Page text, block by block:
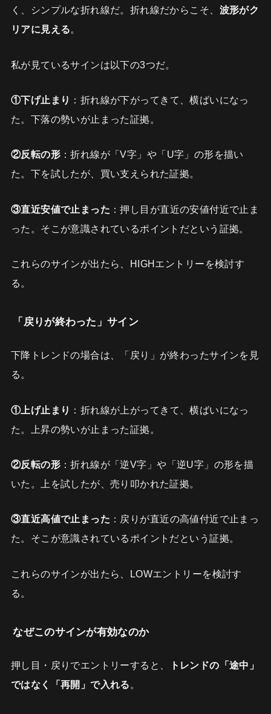
く、シンプルな折れ線だ。折れ線だからこそ、 波形がク
リアに見える。
私が見ているサインは以下の3つだ。
①下げ止まり ：折れ線が下がってきて、横ばいになっ
た。下落の勢いが止まった証拠。
②反転の形：折れ線が「V字」や「U字」の形を描い
た。下を試したが、買い支えられた証拠。
③直近安値で止まった ：押し目が直近の安値付近で止ま
った。そこが意識されているポイントだという証拠。
これらのサインが出たら、HIGHエントリーを検討す
る。
「戻りが終わった」サイン
下降トレンドの場合は、「戻り」が終わったサインを見
る。
①上げ止まり ：折れ線が上がってきて、横ばいになっ
た。上昇の勢いが止まった証拠。
②反転の形：折れ線が「逆V字」や「逆U字」の形を描
いた。上を試したが、売り叩かれた証拠。
③直近高値で止まった ：戻りが直近の高値付近で止まっ
た。そこが意識されているポイントだという証拠。
これらのサインが出たら、LOWエントリーを検討す
る。
なぜこのサインが有効なのか
押し目・戻りでエントリーすると、
トレンドの「途中」
ではなく「再開」で入れる 。